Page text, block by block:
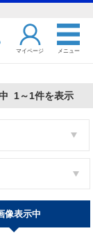
マイページ メニュー
1～1件を表示
像表示中